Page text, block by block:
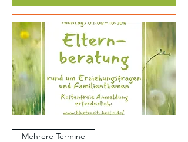
Mehrere Termine